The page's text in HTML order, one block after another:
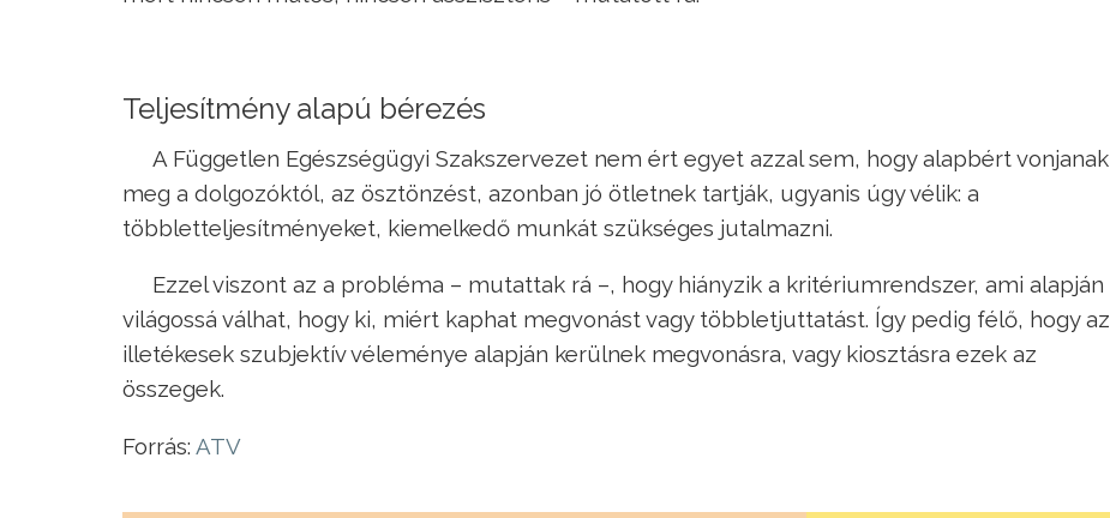
Teljesítmény alapú bérezés
A Független Egészségügyi Szakszervezet nem ért egyet azzal sem, hogy alapbért vonjanak
meg a dolgozóktól, az ösztönzést, azonban jó ötletnek tartják, ugyanis úgy vélik: a
többletteljesítményeket, kiemelkedő munkát szükséges jutalmazni.
Ezzel viszont az a probléma – mutattak rá –, hogy hiányzik a kritériumrendszer, ami alapján
világossá válhat, hogy ki, miért kaphat megvonást vagy többletjuttatást. Így pedig félő, hogy az
illetékesek szubjektív véleménye alapján kerülnek megvonásra, vagy kiosztásra ezek az
összegek.
Forrás: ATV